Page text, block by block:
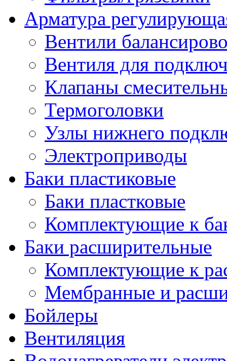
Арматура
Вентили
Вентиля для
Клапаны
Термоголовки
Узлы нижнего
Электроприводы
Баки пластиковые
Баки пластковые
Комплектующие к
Баки расширительные
Комплектующие к
Мембранные и
Бойлеры
Вентиляция